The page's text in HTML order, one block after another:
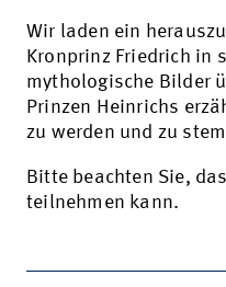
Wir laden ein
Kronprinz Friedrich in
mythologische Bilder
Prinzen Heinrichs
zu werden und zu
Bitte beachten Sie,
teilnehmen kann.